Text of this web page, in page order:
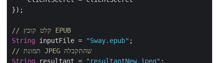
});
// קלט קובץ EPUB
String inputFile = "Sway.epub"
// תמונת JPEG שהתקבלה
String resultant = "resultantNew.jpeg" ;